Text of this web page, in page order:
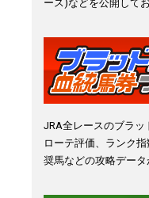
ース)などを公開して
JRA全レースのブラッ
ローテ評価、ランク
奨馬などの攻略データ